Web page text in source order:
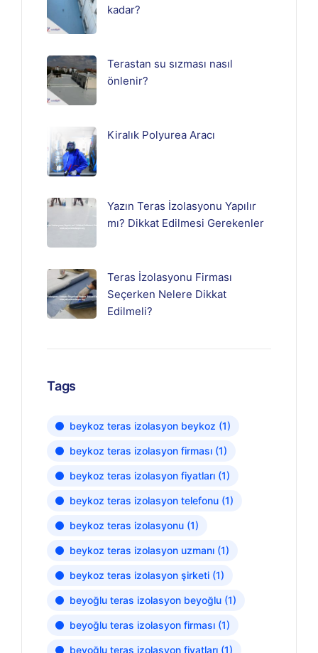
kadar?
Terastan su sızması nasıl
önlenir?
Kiralık Polyurea Aracı
Yazın Teras İzolasyonu Yapılır
mı? Dikkat Edilmesi Gerekenler
Teras İzolasyonu Firması
Seçerken Nelere Dikkat
Edilmeli?
Tags
beykoz teras izolasyon beykoz (1)
beykoz teras izolasyon firması (1)
beykoz teras izolasyon fiyatları (1)
beykoz teras izolasyon telefonu (1)
beykoz teras izolasyonu (1)
beykoz teras izolasyon uzmanı (1)
beykoz teras izolasyon şirketi (1)
beyoğlu teras izolasyon beyoğlu (1)
beyoğlu teras izolasyon firması (1)
beyoğlu teras izolasyon fiyatları (1)